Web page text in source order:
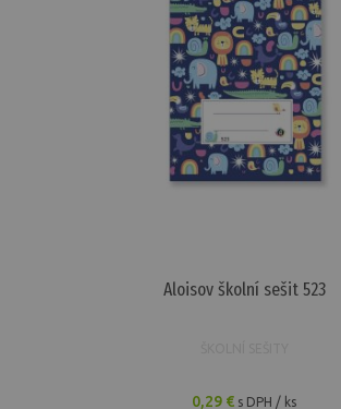
Aloisov školní sešit 523
0,29 € s DPH / ks